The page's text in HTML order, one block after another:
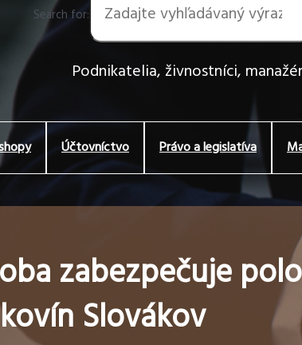
Search for:
Podnikatelia, živnostníci,
Účtovníctvo Právo a legislatíva
zabezpečuje
Slovákov